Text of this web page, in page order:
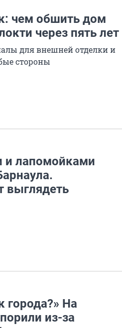
чем обшить дом
через пять лет
для внешней отделки и
стороны
и лапомойками
выглядеть
города?» На
из-за